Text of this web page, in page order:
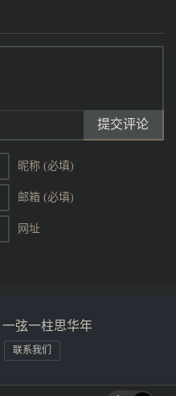
提交评论
昵称 (必填)
邮箱 (必填)
网址
弦一柱思华年
联系我们